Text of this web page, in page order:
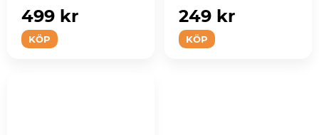
KÖP
499 kr
KÖP
249 kr